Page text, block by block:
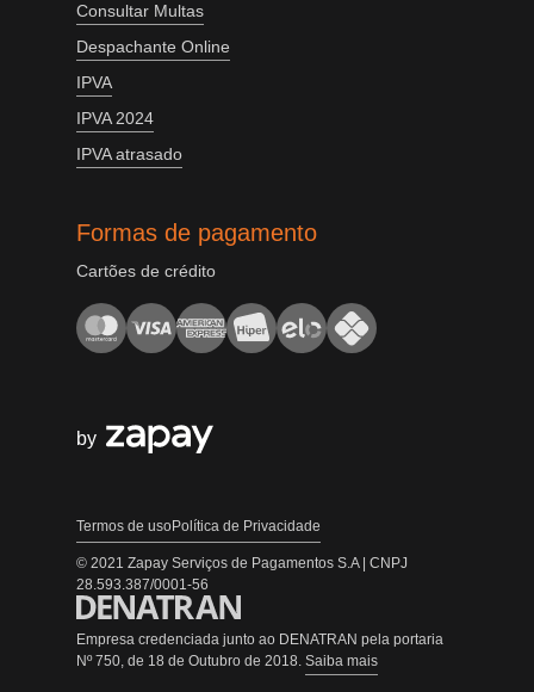
Consultar Multas
Despachante Online
IPVA
IPVA 2024
IPVA atrasado
Formas de pagamento
Cartões de crédito
by
Empresa credenciada junto ao DENATRAN pela portaria
Nº 750, de 18 de Outubro de 2018. Saiba mais
Termos de usoPolítica de Privacidade
© 2021 Zapay Serviços de Pagamentos S.A | CNPJ
28.593.387/0001-56